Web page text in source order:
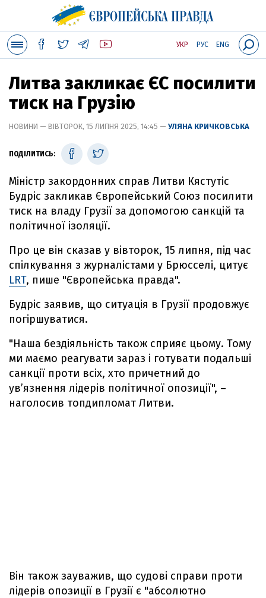
УКР РУС ENG
Литва закликає ЄС посилити
тиск на Грузію
НОВИНИ — ВІВТОРОК, 15 ЛИПНЯ 2025, 14:45 — УЛЯНА КРИЧКОВСЬКА
ПОДІЛИТИСЬ:
Міністр закордонних справ Литви Кястутіс
Будріс закликав Європейський Союз посилити
тиск на владу Грузії за допомогою санкцій та
політичної ізоляції.
Про це він сказав у вівторок, 15 липня, під час
спілкування з журналістами у Брюсселі, цитує
LRT, пише "Європейська правда".
Будріс заявив, що ситуація в Грузії продовжує
погіршуватися.
"Наша бездіяльність також сприяє цьому. Тому
ми маємо реагувати зараз і готувати подальші
санкції проти всіх, хто причетний до
ув’язнення лідерів політичної опозиції", –
наголосив топдипломат Литви.
Він також зауважив, що судові справи проти
лідерів опозиції в Грузії є "абсолютно